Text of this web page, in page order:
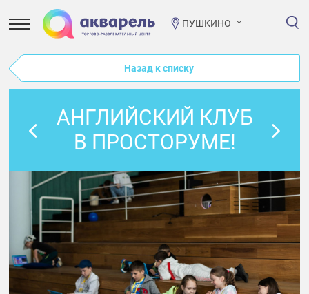
ПУШКИНО
Назад к списку
АНГЛИЙСКИЙ КЛУБ
В ПРОСТОРУМЕ!